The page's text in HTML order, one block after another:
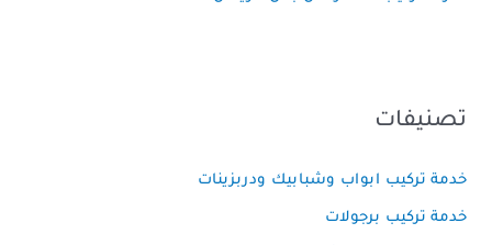
تصنيفات
خدمة تركيب ابواب وشبابيك ودربزينات
خدمة تركيب برجولات